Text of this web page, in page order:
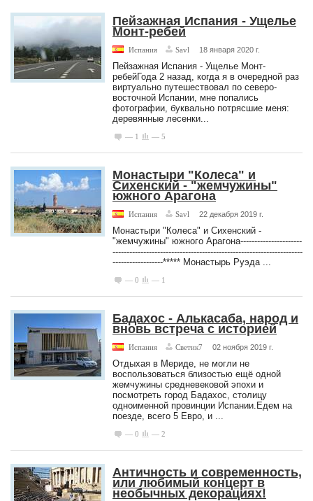
Пейзажная Испания - Ущелье
Монт-ребей
Испания Savl 18 января 2020 г.
Пейзажная Испания - Ущелье Монт-
ребейГода 2 назад, когда я в очередной раз
виртуально путешествовал по северо-
восточной Испании, мне попались
фотографии, буквально потрясшие меня:
деревянные лесенки...
— 1 — 5
Монастыри "Колеса" и
Сихенский - "жемчужины"
южного Арагона
Испания Savl 22 декабря 2019 г.
Монастыри "Колеса" и Сихенский -
"жемчужины" южного Арагона----------------------
--------------------------------------------------------------------
------------------***** Монастырь Руэда ...
— 0 — 1
Бадахос - Алькасаба, народ и
вновь встреча с историей
Испания Светик7 02 ноября 2019 г.
Отдыхая в Мериде, не могли не
воспользоваться близостью ещё одной
жемчужины средневековой эпохи и
посмотреть город Бадахос, столицу
одноименной провинции Испании.Едем на
поезде, всего 5 Евро, и ...
— 0 — 2
Античность и современность,
или любимый концерт в
необычных декорациях!